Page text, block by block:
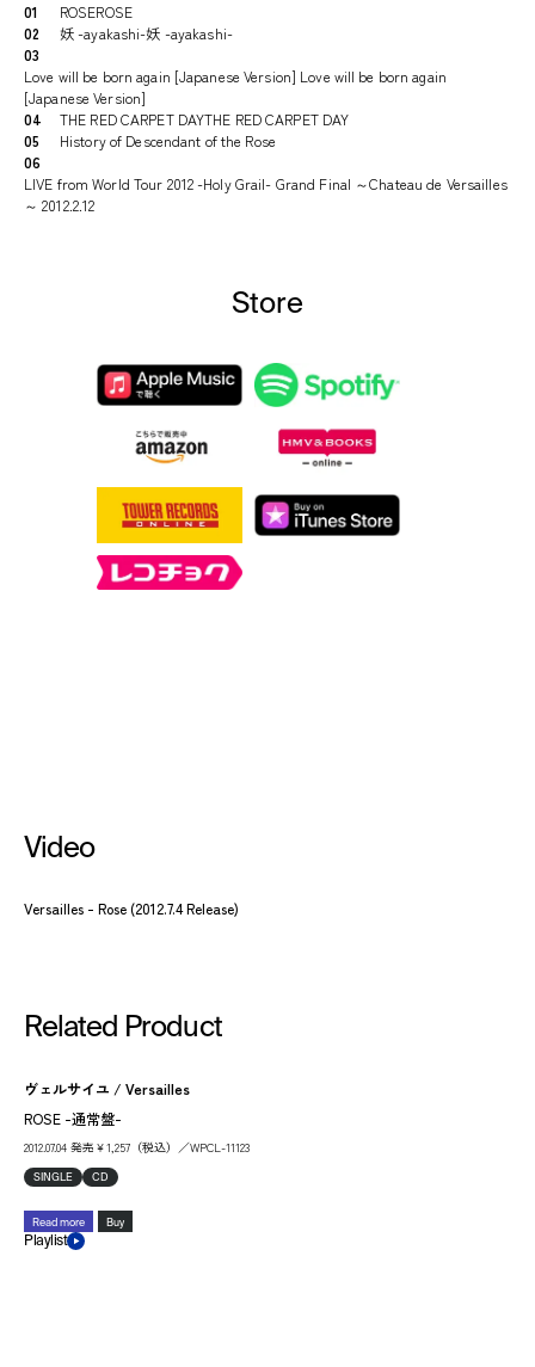
01
ROSEROSE
02
妖 -ayakashi-妖 -ayakashi-
03
Love will be born again [Japanese Version] Love will be born again
[Japanese Version]
04
THE RED CARPET DAYTHE RED CARPET DAY
05
History of Descendant of the Rose
06
LIVE from World Tour 2012 -Holy Grail- Grand Final ～Chateau de Versailles
～ 2012.2.12
Store
Video
Versailles - Rose (2012.7.4 Release)
Related Product
ヴェルサイユ / Versailles
ROSE -通常盤-
2012.07.04 発売￥1,257（税込）／WPCL-11123
SINGLE CD
Read more Buy
Playlist